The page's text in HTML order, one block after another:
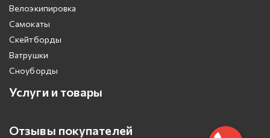
Велоэкипировка
Самокаты
Скейтборды
Ватрушки
Сноуборды
Услуги и товары
Отзывы покупателей